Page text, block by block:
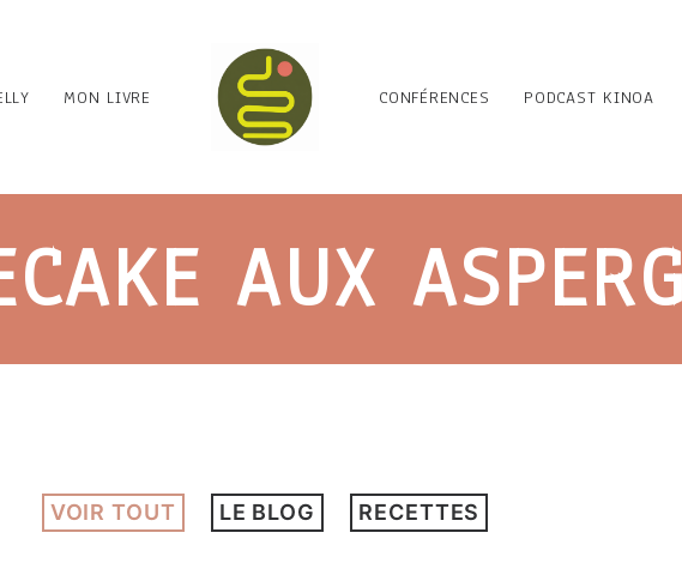
MON LIVRE CONFÉRENCES PODCAST KINOA
AUX
VOIR TOUT LE BLOG RECETTES